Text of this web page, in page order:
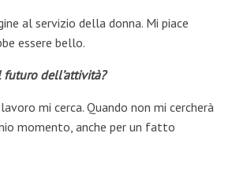
al servizio della donna. Mi piace
essere bello.
futuro dell’attività?
mi cerca. Quando non mi cercherà
momento, anche per un fatto